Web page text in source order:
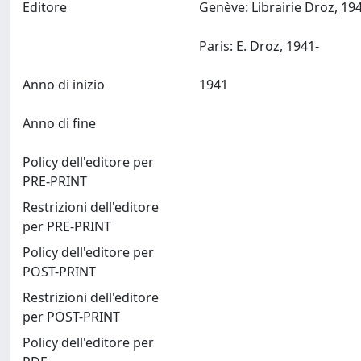
Editore Genève: Librairie Droz,
Anno di inizio
Anno di fine
Policy dell'editore per
PRE-PRINT
Restrizioni dell'editore
per PRE-PRINT
Policy dell'editore per
POST-PRINT
Restrizioni dell'editore
per POST-PRINT
Policy dell'editore per